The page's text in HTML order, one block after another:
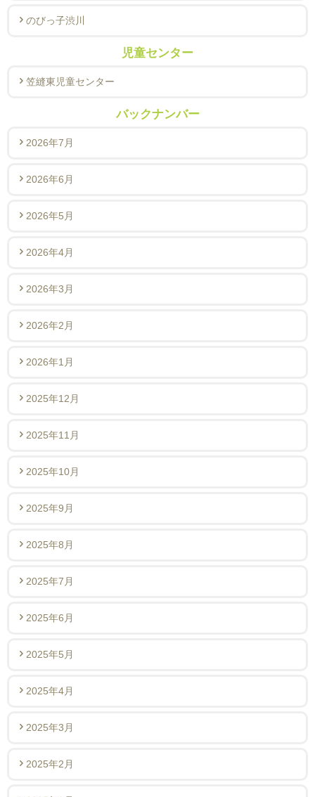
のびっ子渋川
児童センター
笠縫東児童センター
バックナンバー
2026年7月
2026年6月
2026年5月
2026年4月
2026年3月
2026年2月
2026年1月
2025年12月
2025年11月
2025年10月
2025年9月
2025年8月
2025年7月
2025年6月
2025年5月
2025年4月
2025年3月
2025年2月